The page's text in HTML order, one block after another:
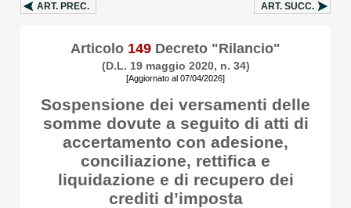
ART. PREC. ART. SUCC.
Articolo 149 Decreto "Rilancio"
(D.L. 19 maggio 2020, n. 34)
[Aggiornato al 07/04/2026]
Sospensione dei versamenti delle
somme dovute a seguito di atti di
accertamento con adesione,
conciliazione, rettifica e
liquidazione e di recupero dei
crediti d’imposta